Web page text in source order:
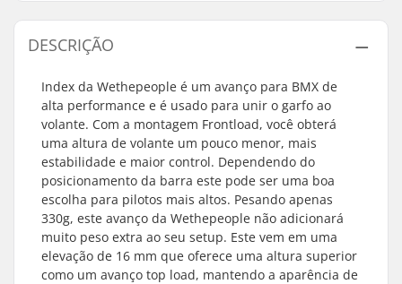
DESCRIÇÃO
Index da Wethepeople é um avanço para BMX de
alta performance e é usado para unir o garfo ao
volante. Com a montagem Frontload, você obterá
uma altura de volante um pouco menor, mais
estabilidade e maior control. Dependendo do
posicionamento da barra este pode ser uma boa
escolha para pilotos mais altos. Pesando apenas
330g, este avanço da Wethepeople não adicionará
muito peso extra ao seu setup. Este vem em uma
elevação de 16 mm que oferece uma altura superior
como um avanço top load, mantendo a aparência de